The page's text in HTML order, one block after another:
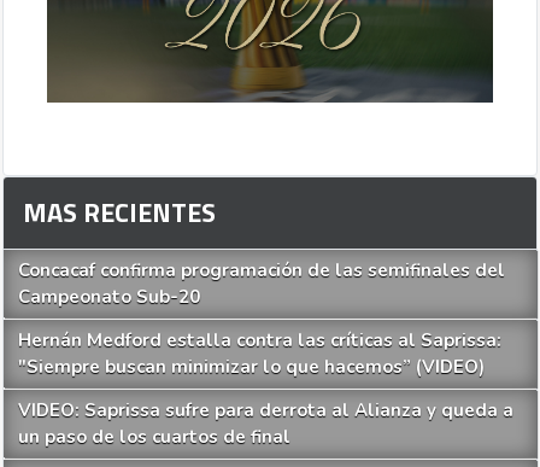
MAS RECIENTES
Concacaf confirma programación de las semifinales del
Campeonato Sub-20
Hernán Medford estalla contra las críticas al Saprissa:
"Siempre buscan minimizar lo que hacemos” (VIDEO)
VIDEO: Saprissa sufre para derrota al Alianza y queda a
un paso de los cuartos de final